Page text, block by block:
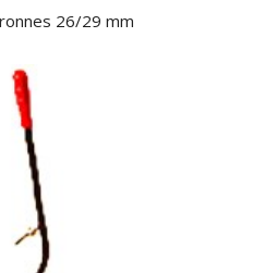
26/29 mm